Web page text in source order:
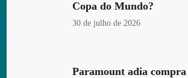
Copa do Mundo?
30 de julho de 2026
Paramount adia